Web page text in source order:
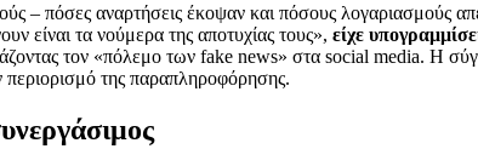
– πόσες αναρτήσεις έκοψαν και πόσους λογαριασμούς
είναι τα νούμερα της αποτυχίας τους», είχε
τον «πόλεμο των fake news» στα social media. Η
της παραπληροφόρησης.